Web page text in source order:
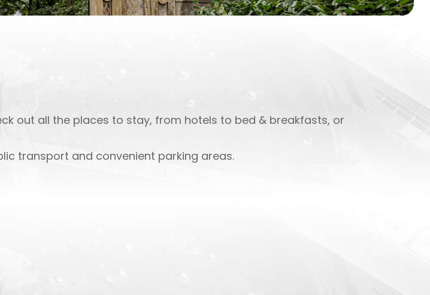
out all the places to stay, from hotels to bed & breakfasts, or
transport and convenient parking areas.